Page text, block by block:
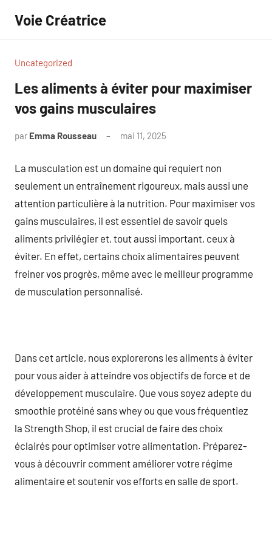
contenu
Voie Créatrice
Uncategorized
Les aliments à éviter pour maximiser
vos gains musculaires
par Emma Rousseau mai 11, 2025
La musculation est un domaine qui requiert non
seulement un entraînement rigoureux, mais aussi une
attention particulière à la nutrition. Pour maximiser vos
gains musculaires, il est essentiel de savoir quels
aliments privilégier et, tout aussi important, ceux à
éviter. En effet, certains choix alimentaires peuvent
freiner vos progrès, même avec le meilleur programme
de musculation personnalisé.
Dans cet article, nous explorerons les aliments à éviter
pour vous aider à atteindre vos objectifs de force et de
développement musculaire. Que vous soyez adepte du
smoothie protéiné sans whey ou que vous fréquentiez
la Strength Shop, il est crucial de faire des choix
éclairés pour optimiser votre alimentation. Préparez-
vous à découvrir comment améliorer votre régime
alimentaire et soutenir vos efforts en salle de sport.